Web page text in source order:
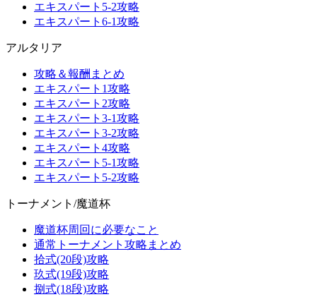
エキスパート5-2攻略
エキスパート6-1攻略
アルタリア
攻略＆報酬まとめ
エキスパート1攻略
エキスパート2攻略
エキスパート3-1攻略
エキスパート3-2攻略
エキスパート4攻略
エキスパート5-1攻略
エキスパート5-2攻略
トーナメント/魔道杯
魔道杯周回に必要なこと
通常トーナメント攻略まとめ
拾式(20段)攻略
玖式(19段)攻略
捌式(18段)攻略